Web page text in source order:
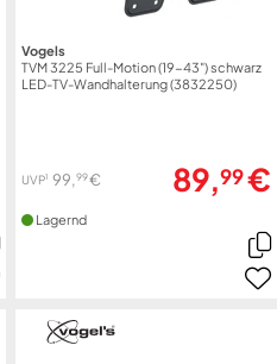
Vogels
TVM 3225 Full-Motion (19-43") schwarz
LED-TV-Wandhalterung (3832250)
UVP1 99,99€ 89,99€
Lagernd